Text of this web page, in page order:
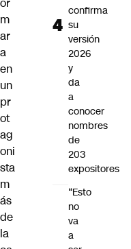
m
ar
a
en
un
pr
ot
ag
oni
sta
m
ás
de
la
confirma
su
versión
2026
y
da
a
conocer
nombres
de
203
expositores
“Esto
no
va
a